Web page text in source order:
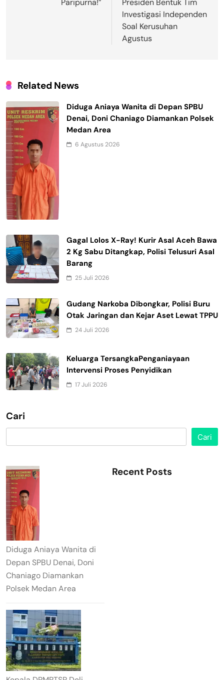
Paripurna!”
Presiden Bentuk Tim
Investigasi Independen
Soal Kerusuhan
Agustus
Related News
Diduga Aniaya Wanita di Depan SPBU
Denai, Doni Chaniago Diamankan Polsek
Medan Area
6 Agustus 2026
Gagal Lolos X-Ray! Kurir Asal Aceh Bawa
2 Kg Sabu Ditangkap, Polisi Telusuri Asal
Barang
25 Juli 2026
Gudang Narkoba Dibongkar, Polisi Buru
Otak Jaringan dan Kejar Aset Lewat TPPU
24 Juli 2026
Keluarga TersangkaPenganiayaan
Intervensi Proses Penyidikan
17 Juli 2026
Cari
Cari
Diduga Aniaya Wanita di
Depan SPBU Denai, Doni
Chaniago Diamankan
Polsek Medan Area
Recent Posts